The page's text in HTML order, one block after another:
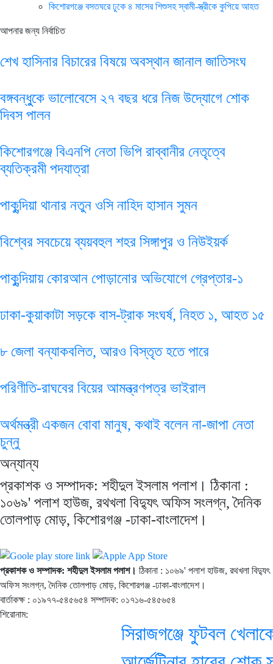
কিশোরগঞ্জে বসতঘরে ঢুকে ৪ মাসের শিশুসহ স্বামী-স্ত্রীকে কুপিয়ে আহত
আপনার জন্য নির্বাচিত
শেখ হাসিনার বিচারের বিষয়ে অবস্থান জানাল জাতিসংঘ
বঙ্গবন্ধুুকে ভালোবেসে ২৭ বছর ধরে নিজ উদ্যোগে শোক
দিবস পালন
কিশোরগঞ্জে বিএনপি নেতা ভিপি রাব্বানীর নেতৃত্বে
ব্যতিক্রমী পদযাত্রা
পাকুন্দিয়া থানার নতুন ওসি নাহিদ হাসান সুমন
বিশ্বের সবচেয়ে ব্যয়বহুল শহর সিঙ্গাপুর ও নিউইয়র্ক
পাকুন্দিয়ায় কোরআন পোড়ানোর অভিযোগে গ্রেপ্তার-১
ঢাকা-কুয়াকাটা সড়কে বাস-ট্রাক সংঘর্ষ, নিহত ১, আহত ১৫
৮ জেলা বন্যাকবলিত, আরও বিস্তৃত হতে পারে
পরিণীতি-রাঘবের বিয়ের আমন্ত্রণপত্র ভাইরাল
অর্থমন্ত্রী একজন বোবা মানুষ, কথাই বলেন না-জাপা নেতা
চুন্নু
অন্যান্য
প্রকাশক ও সম্পাদক: শহীদুল ইসলাম পলাশ। ঠিকানা :
১০৬৯' পলাশ হাউজ, রথখলা বিদ্যুৎ অফিস সংলগ্ন, দৈনিক
তোলপাড় মোড়, কিশোরগঞ্জ -ঢাকা-বাংলাদেশ।
প্রকাশক ও সম্পাদক: শহীদুল ইসলাম পলাশ। ঠিকানা : ১০৬৯' পলাশ হাউজ, রথখলা বিদ্যুৎ
অফিস সংলগ্ন, দৈনিক তোলপাড় মোড়, কিশোরগঞ্জ -ঢাকা-বাংলাদেশ।
বার্তাকক্ষ : ০১৯৭৭-৫৪৫৬৫৪ সম্পাদক: ০১৭১৬-৫৪৫৬৫৪
শিরোনাম:
সিরাজগঞ্জে ফুটবল